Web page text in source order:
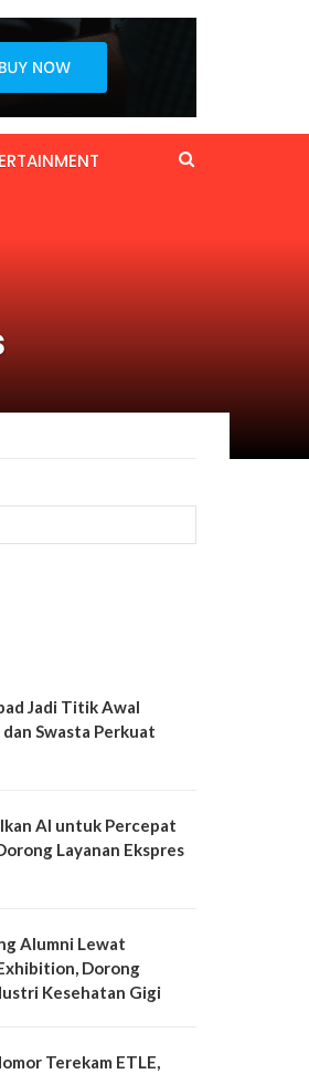
Jadi Titik Awal
Swasta Perkuat
AI untuk Percepat
Layanan Ekspres
Alumni Lewat
Dorong
Kesehatan Gigi
Terekam ETLE,